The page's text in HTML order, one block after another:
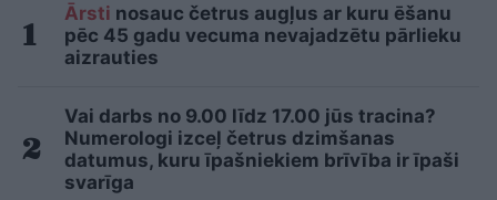
Ārsti nosauc četrus augļus ar kuru ēšanu
pēc 45 gadu vecuma nevajadzētu pārlieku
aizrauties
Vai darbs no 9.00 līdz 17.00 jūs tracina?
Numerologi izceļ četrus dzimšanas
datumus, kuru īpašniekiem brīvība ir īpaši
svarīga